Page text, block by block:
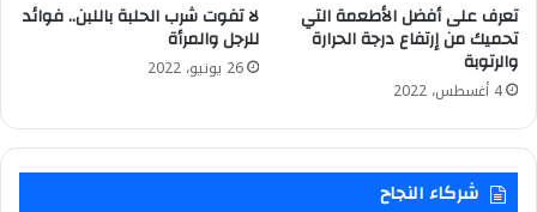
تعرف على أفضل الأطعمة التي
تحميك من إرتفاع درجة الحرارة
والرتوبة
4 أغسطس، 2022
لا تفوت شرب الحلبة باللبن.. فوائد
للرجل والمرأة
26 يونيو، 2022
شركاء النجاح